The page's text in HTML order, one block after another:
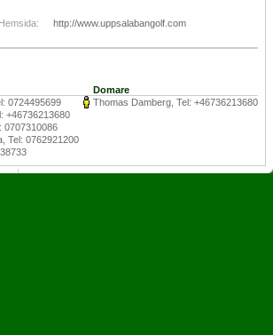
Hemsida: http://www.uppsalabangolf.com
Domare
0724495699
Thomas Damberg, Tel: +46736213680
+46736213680
0707310086
Tel: 0762921200